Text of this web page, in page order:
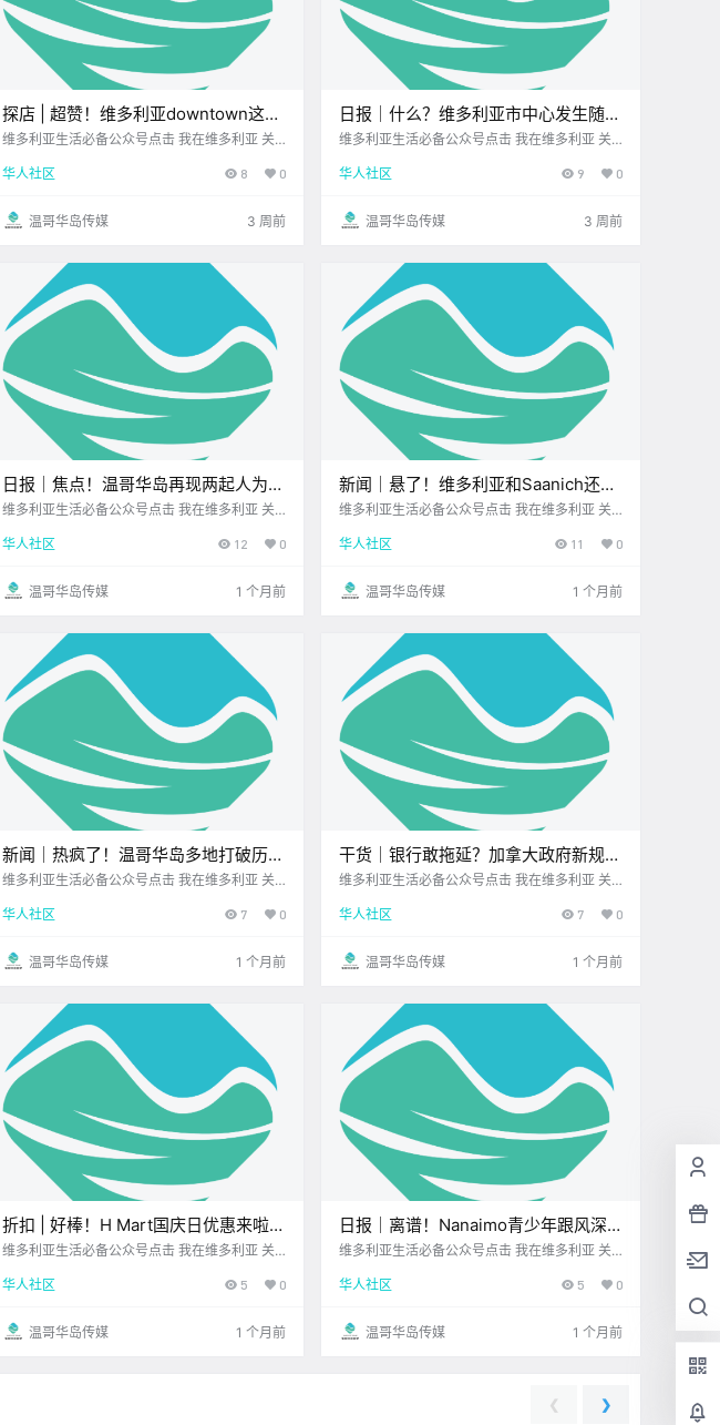
探店 | 超赞！维多利亚downtown这家
口碑爆棚的素食餐厅，不仅美味健康，
维多利亚生活必备公众号点击 我在维多利亚 关
顶级科创学校您值得信赖的地产经纪 上周末跟朋
下 便走进了这家 听很多人推荐过 .
华人社区 8 0
温哥华岛传媒 3 周前
日报｜什么？维多利亚市中心发生随机
袭击事件！BC省护士抗议升级并投诉
维多利亚生活必备公众号点击 我在维多利亚 关
亚洲超市您值得信赖的地产经纪公元2026年7月
维多利亚本周气象预报（.
华人社区 9 0
温哥华岛传媒 3 周前
日报｜焦点！温哥华岛再现两起人为引
发山火！Goldstream公园登山步道关
维多利亚生活必备公众号点击 我在维多利亚 关
赖的地产经纪北美最大亚洲超市公元2026年6月
维多利亚本周气象预报（.
华人社区 12 0
温哥华岛传媒 1 个月前
新闻｜悬了！维多利亚和Saanich还能
合并吗？维多利亚Bay Centre迎来新
维多利亚生活必备公众号点击 我在维多利亚 关
亚洲超市您值得信赖的地产经纪 大家周二好呀~
华人社区 11 0
温哥华岛传媒 1 个月前
新闻｜热疯了！温哥华岛多地打破历史
同期最高气温纪录！Saanich草莓节要
维多利亚生活必备公众号点击 我在维多利亚 关
亚洲超市您值得信赖的地产经纪 大家周三好呀~
华人社区 7 0
温哥华岛传媒 1 个月前
干货｜银行敢拖延？加拿大政府新规出
手，再也不用和客服拉锯了！
维多利亚生活必备公众号点击 我在维多利亚 关
赖的地产经纪UPS维多利亚DT店 大家有没有过
差错 你火急火燎地去找客服投诉 .
华人社区 7 0
温哥华岛传媒 1 个月前
折扣 | 好棒！H Mart国庆日优惠来啦！
Walmart、Fairway、Thrifty Foods有
维多利亚生活必备公众号点击 我在维多利亚 关
利亚DT店您值得信赖的地产经纪 每周折扣时间
的超值优惠 无论是美食饮品 还是.
华人社区 5 0
温哥华岛传媒 1 个月前
日报｜离谱！Nanaimo青少年跟风深
夜“踢门挑战”，社区陷入恐慌！
维多利亚生活必备公众号点击 我在维多利亚 关
赖的地产经纪UPS维多利亚DT店公元2026年6
> 维多利亚本周气象预报（.
华人社区 5 0
温哥华岛传媒 1 个月前
❮ ❯